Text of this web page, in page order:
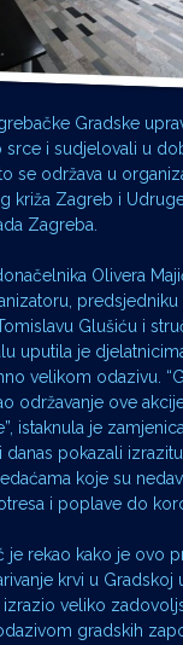
Gradske
srce i sudjelovali u
se održava u
križa Zagreb i
Zagreba.
Olivera
Glušiću i
uputila je
velikom odazivu.
održavanje ove
istaknula je
danas pokazali
koje su
i poplave do
je rekao kako je ovo
krvi u Gradskoj
izrazio veliko
gradskih